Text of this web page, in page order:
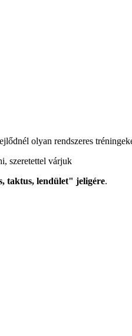
olyan rendszeres
szeretettel várjuk
taktus, lendület" jeligére.